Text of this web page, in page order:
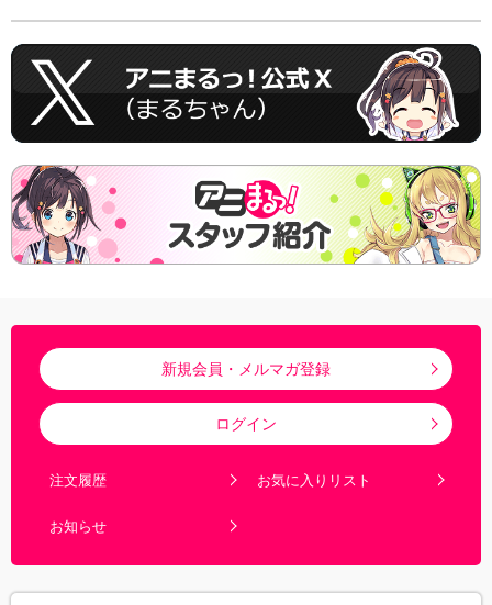
新規会員・メルマガ登録
ログイン
注文履歴 お気に入りリスト
お知らせ